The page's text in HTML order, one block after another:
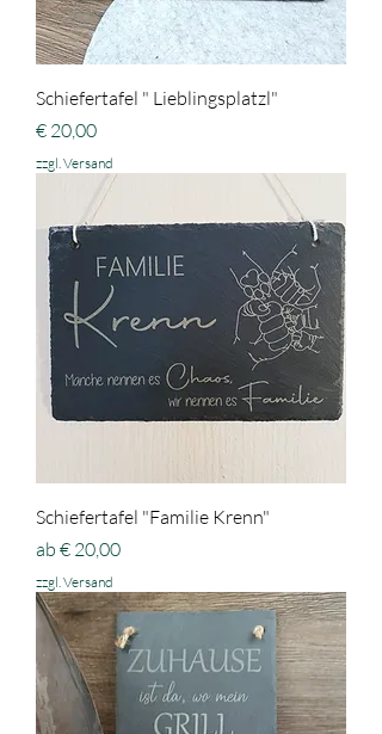
Schiefertafel " Lieblingsplatzl"
Preis
€ 20,00
zzgl. Versand
Schiefertafel "Familie Krenn"
ab € 20,00
Sale-Preis
zzgl. Versand